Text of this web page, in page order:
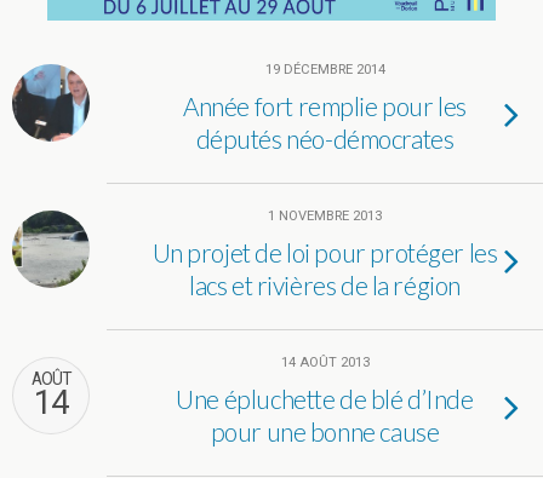
19 DÉCEMBRE 2014
Année fort remplie pour les
députés néo-démocrates
1 NOVEMBRE 2013
Un projet de loi pour protéger les
lacs et rivières de la région
AOÛT
14
14 AOÛT 2013
Une épluchette de blé d’Inde
pour une bonne cause